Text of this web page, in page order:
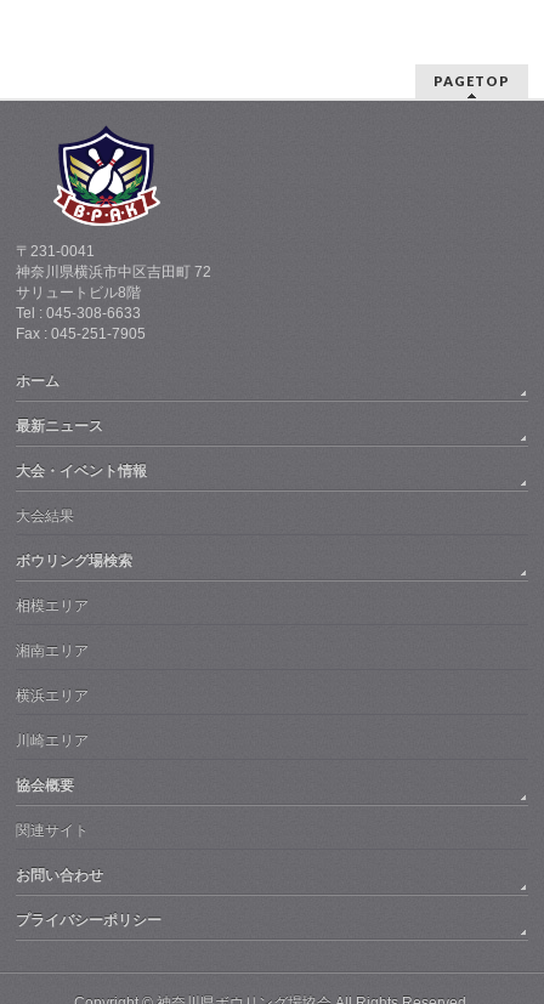
PAGETOP
〒231-0041
神奈川県横浜市中区吉田町 72
サリュートビル8階
Tel : 045-308-6633
Fax : 045-251-7905
ホーム
最新ニュース
大会・イベント情報
大会結果
ボウリング場検索
相模エリア
湘南エリア
横浜エリア
川崎エリア
協会概要
関連サイト
お問い合わせ
プライバシーポリシー